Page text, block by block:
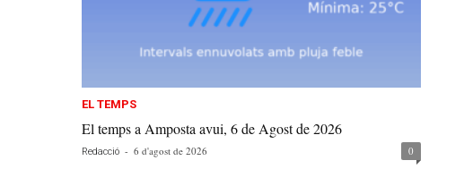
EL TEMPS
El temps a Amposta avui, 6 de Agost de 2026
Redacció - 6 d'agost de 2026 0